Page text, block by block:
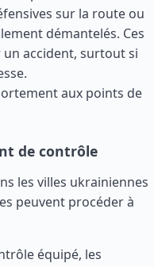
sur la route ou
démantelés. Ces
accident, surtout si
aux points de
de contrôle
les villes ukrainiennes
peuvent procéder à
équipé, les